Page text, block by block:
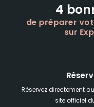
4
de préparer
sur
Réservez directement
site officiel